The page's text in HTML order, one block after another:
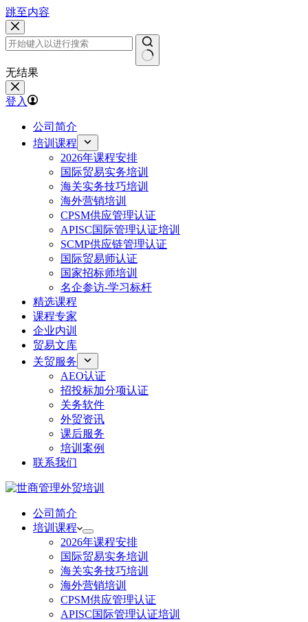
跳至内容
无结果
登入
公司简介
培训课程
2026年课程安排
国际贸易实务培训
海关实务技巧培训
海外营销培训
CPSM供应管理认证
APISC国际管理认证培训
SCMP供应链管理认证
国际贸易师认证
国家招标师培训
名企参访-学习标杆
精选课程
课程专家
企业内训
贸易文库
关贸服务
AEO认证
招投标加分项认证
关务软件
外贸资讯
课后服务
培训案例
联系我们
公司简介
培训课程
2026年课程安排
国际贸易实务培训
海关实务技巧培训
海外营销培训
CPSM供应管理认证
APISC国际管理认证培训